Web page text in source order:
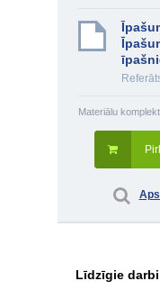
Materiālu
Līdzīgie darbi